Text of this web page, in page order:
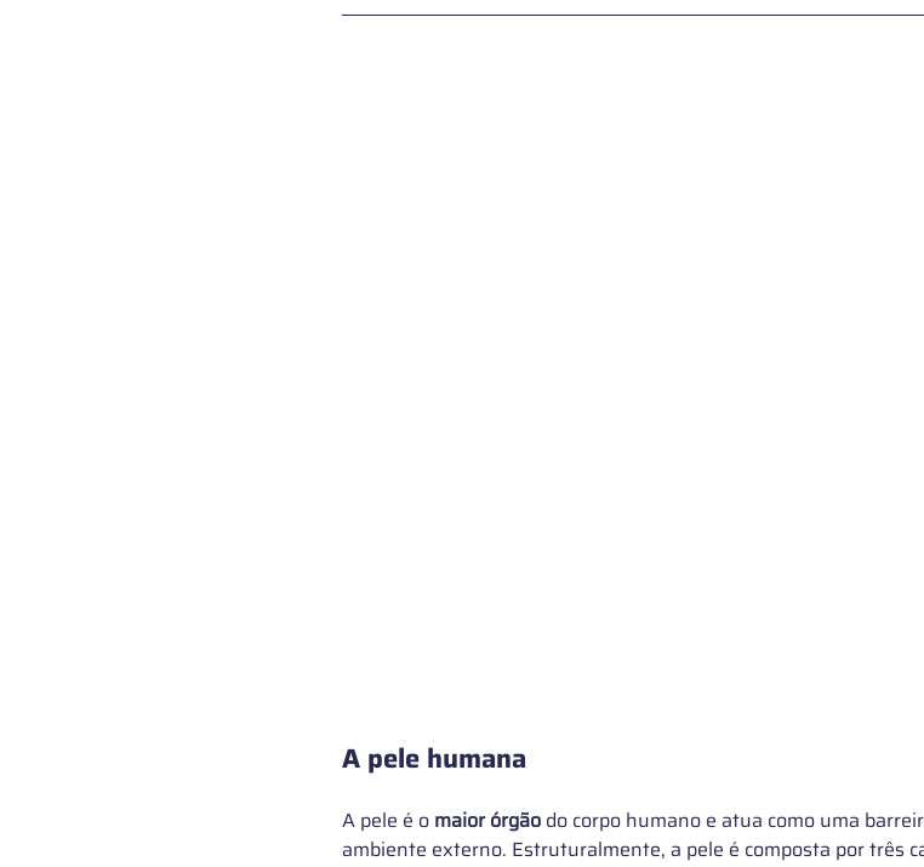
A pele humana
A pele é o maior órgão do corpo humano e atua como uma
ambiente externo. Estruturalmente, a pele é composta por três